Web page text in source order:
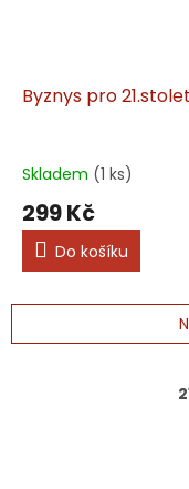
Byznys pro
Skladem (1 ks)
299 Kč
Do košíku